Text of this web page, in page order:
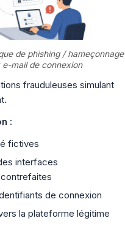
de phishing / hameçonnage
e-mail de connexion
frauduleuses simulant
:
fictives
interfaces
de connexion
la plateforme légitime